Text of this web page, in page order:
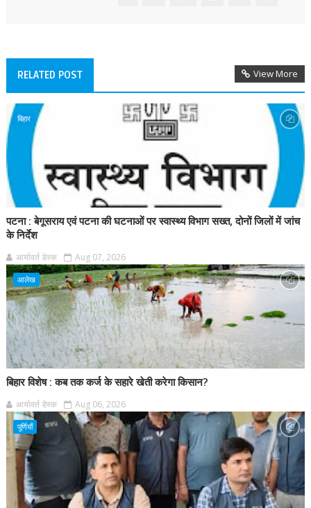
RELATED POST View More
बिहार
पटना : बेगूसराय एवं पटना की घटनाओं पर स्वास्थ्य विभाग सख्त, दोनों जिलों में जांच
के निर्देश
आर्यावर्त डेस्क Aug 07, 2026
आलेख
बिहार विशेष : कब तक कर्ज के सहारे खेती करेगा किसान?
आर्यावर्त डेस्क Aug 06, 2026
पूर्णियाँ